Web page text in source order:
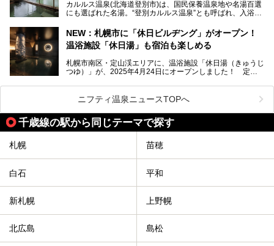
の温泉や料理をはじめ、パブリックスペース・客室など宿の
全貌を徹底的にご紹介します！
カルルス温泉(北海道登別市)は、国民保養温泉地や名湯百選
にも選ばれた名湯。“登別カルルス温泉”とも呼ばれ、入浴剤
豊かな登別温泉とは対照的な存在で、今も湯治場的な要素が
残る閑静な温泉地です。
地体験し、カルルス温泉をご紹介。温泉地の概要や泉質解説
をはじめ、日帰り入浴可能な全３施設の紹介・周辺観光・ア
NEW：札幌市に「休日ビルヂング」がオープン！
温浴施設「休日湯」も宿泊も楽しめる
札幌市南区・定山渓エリアに、温浴施設「休日湯（きゅうじ
つゆ）」が、2025年4月24日にオープンしました！ 定山
この施設は、温泉・サウナの「休日湯」・ラウンジの「THE
LOUNGE DAYOF」・グルメ「休日洋麺店」・ホテル「エク
スクラメーションホテル」で構成された、まさに大人の癒し
空間。
今回は、そんな「休日ビルヂング」の魅力を5つのポイント
ニフティ温泉ニュースTOPへ
千歳線の駅から同じテーマで探す
札幌 苗穂
白石 平和
新札幌 上野幌
北広島 島松